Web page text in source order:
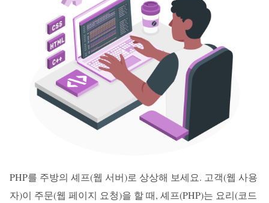
PHP를 주방의 셰프(웹 서버)로 상상해 보세요. 고객(웹 사용
자)이 주문(웹 페이지 요청)을 할 때, 셰프(PHP)는 요리(코드